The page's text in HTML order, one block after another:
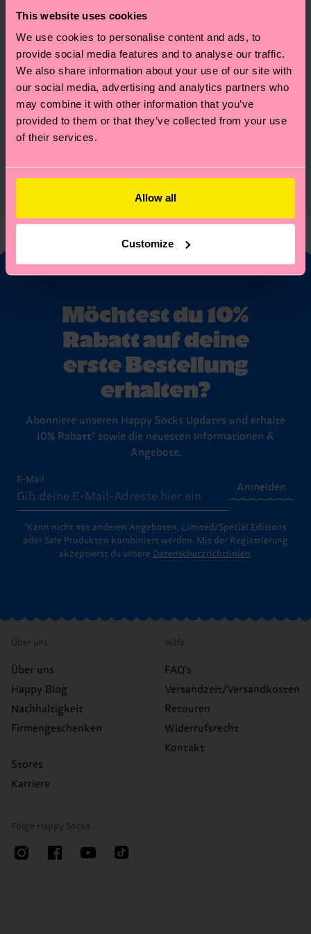
This website uses cookies
We use cookies to personalise content and ads, to
provide social media features and to analyse our traffic.
We also share information about your use of our site with
our social media, advertising and analytics partners who
may combine it with other information that you’ve
provided to them or that they’ve collected from your use
of their services.
Allow all
Customize
Recycled Blend(Read more here)
ID: P002550
Materials
ARTIKEL 1:70% Cotton, 28% Polyamide, 2%
Elastane
Elastane
ARTIKEL 1:70% Organic cotton blend, 5%
Recycled Polyamide, 23% Polyamide, 2% Elastane
Recycled Polyamide, 23% Polyamide, 2% Elastane
Nachhaltigkeit
Nachhaltigkeit ist mehr als nur Qualität und
Lieferkette, die Reduzierung von Emissionen, die
richtige Pflege von Socken und VIELES MEHR!
Weitere Informationen sowie Tipps und Tricks
Versand & Retouren
Die Lieferzeit hängt vom Zielland der Bestellung
deine Bestellung versandt wurde. Bitte bedenke,
dass es sich hierbei um einen Richtwert handelt
und die genaue Lieferzeit von der lokalen Post in
deinem Land abhängt.
Du hast Fragen zu einer Retoure? In unserem
Hilfebereich im ArtikelRetourenfindest du die
am häufigsten gestellten Fragen.
Möchtest du 10%
Rabatt auf deine
erste Bestellung
erhalten?
Abonniere unseren Happy Socks Updates und erhalte
10% Rabatt* sowie die neuesten Informationen &
Angebote.
E-Mail
Anmelden
*Kann nicht mit anderen Angeboten, Limited/Special Editions
oder Sale Produkten kombiniert werden. Mit der Registrierung
akzeptierst du unsere Datenschutzrichtlinien.
Über uns
Über uns
Happy Blog
Nachhaltigkeit
Firmengeschenken
Stores
Karriere
Hilfe
FAQ's
Versandzeit/Versandkosten
Retouren
Widerrufsrecht
Kontakt
Folge Happy Socks